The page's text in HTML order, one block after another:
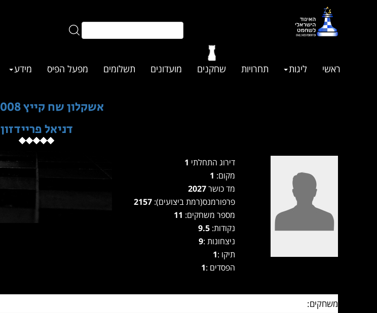
ראשי ליגות תחרויות שחקנים מועדונים תשלומים מפעל הפיס מידע
אשקלון שח קייץ 1/9/2008
דניאל פריידזון
דירוג התחלתי
מקום:
מד כושר2027
פרפורמנס(רמת ביצועים): 2157
מספר משחקים:
נקודות:9.5
ניצחונות :9
תיקו :1
הפסדים :1
משחקים: